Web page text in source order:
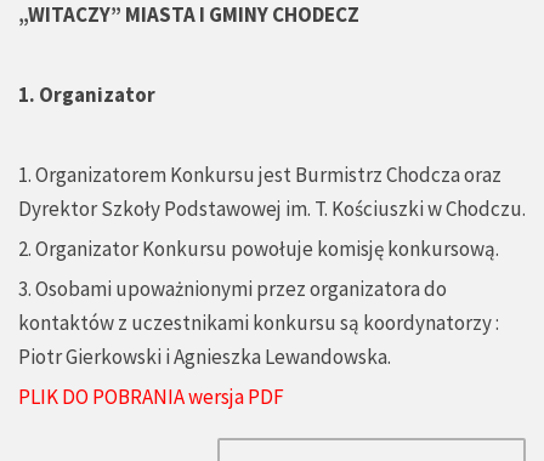
„WITACZY” MIASTA I GMINY CHODECZ
1. Organizator
1. Organizatorem Konkursu jest Burmistrz Chodcza oraz
Dyrektor Szkoły Podstawowej im. T. Kościuszki w Chodczu.
2. Organizator Konkursu powołuje komisję konkursową.
3. Osobami upoważnionymi przez organizatora do
kontaktów z uczestnikami konkursu są koordynatorzy :
Piotr Gierkowski i Agnieszka Lewandowska.
PLIK DO POBRANIA wersja PDF